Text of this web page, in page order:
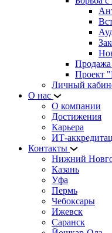
Проект
Личный
О нас
О компании
Достижения
Карьера
ИТ-
Контакты
Нижний
Казань
Уфа
Пермь
Чебоксары
Ижевск
Саранск